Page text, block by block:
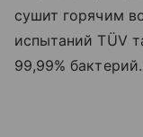
сушит горячим
испытаний TÜV
99,99% бактерий.